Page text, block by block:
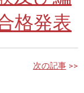
格発表
次の記事>>